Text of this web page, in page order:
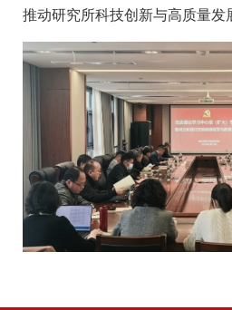
推动研究所科技创新与高质量发